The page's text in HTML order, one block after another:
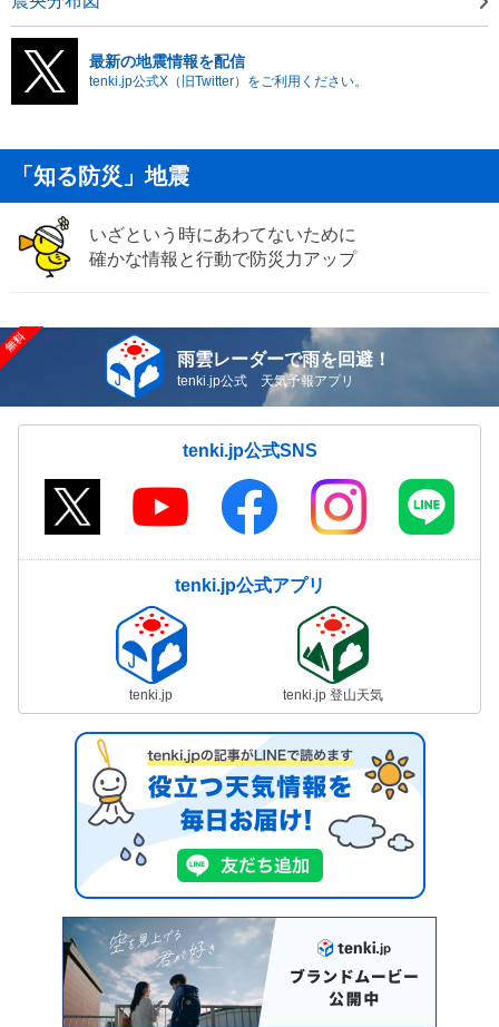
最新の地震情報を配信
tenki.jp公式X（旧Twitter）をご利用ください。
「知る防災」地震
いざという時にあわてないために
確かな情報と行動で防災力アップ
雨雲レーダーで雨を回避！
tenki.jp公式 天気予報アプリ
tenki.jp公式SNS
tenki.jp公式アプリ
tenki.jp tenki.jp 登山天気